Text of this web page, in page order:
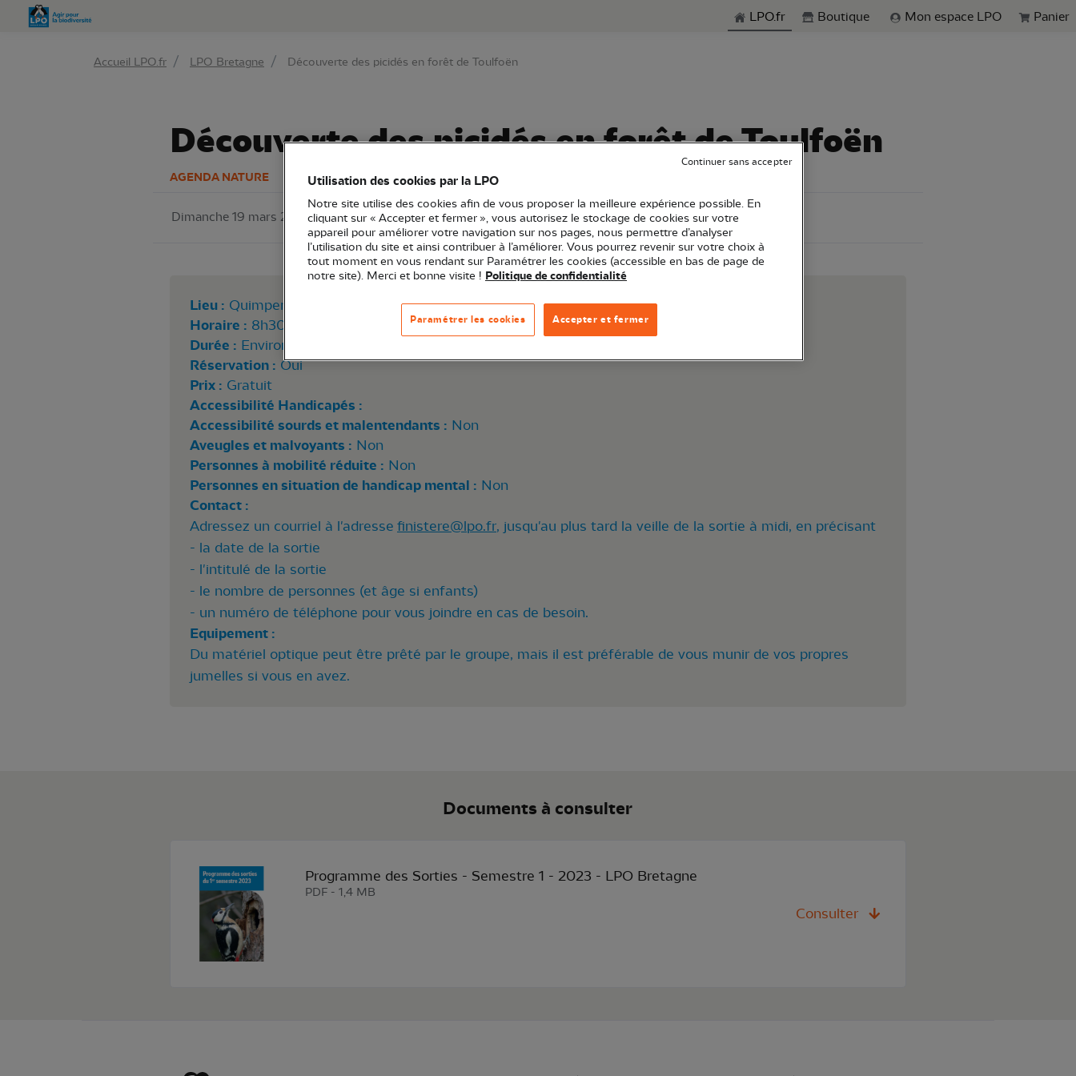
Aller à la rechercheLPO.fr Boutique Mon espace LPO Panier
Accueil LPO.fr LPO Bretagne Découverte des picidés en forêt de Toulfoën
Découverte des picidés en forêt de Toulfoën
AGENDA NATURE
Dimanche 19 mars 2023 LPO Bretagne Sortie nature 29 - Finistère
Lieu : Quimperlé (29)
Horaire : 8h30
Durée : Environ 3h
Réservation : Oui
Prix : Gratuit
Accessibilité Handicapés :
Accessibilité sourds et malentendants : Non
Aveugles et malvoyants : Non
Personnes à mobilité réduite : Non
Personnes en situation de handicap mental : Non
Contact :
Adressez un courriel à l'adresse finistere@lpo.fr, jusqu'au plus tard la veille de la sortie à midi, en précisant
- la date de la sortie
- l'intitulé de la sortie
- le nombre de personnes (et âge si enfants)
- un numéro de téléphone pour vous joindre en cas de besoin.
Equipement :
Du matériel optique peut être prêté par le groupe, mais il est préférable de vous munir de vos propres
jumelles si vous en avez.
Documents à consulter
Programme des Sorties - Semestre 1 - 2023 - LPO Bretagne
PDF - 1,4 MB
Consulter
Utilisation des cookies par la LPO
Notre site utilise des cookies afin de vous proposer la meilleure expérience possible. En
cliquant sur « Accepter et fermer », vous autorisez le stockage de cookies sur votre
appareil pour améliorer votre navigation sur nos pages, nous permettre d’analyser
l’utilisation du site et ainsi contribuer à l’améliorer. Vous pourrez revenir sur votre choix à
tout moment en vous rendant sur Paramétrer les cookies (accessible en bas de page de
notre site). Merci et bonne visite ! Politique de confidentialité
Accepter et fermer
Paramétrer les cookies
Continuer sans accepter